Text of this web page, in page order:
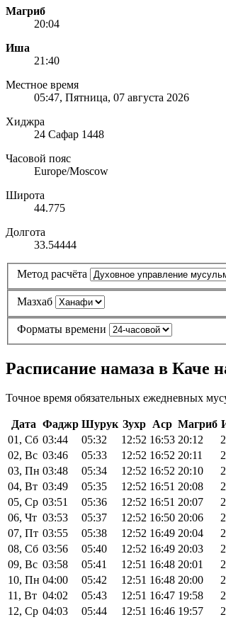
Магриб
20:04
Иша
21:40
Местное время
05:47, Пятница, 07 августа 2026
Хиджра
24 Сафар 1448
Часовой пояс
Europe/Moscow
Широта
44.775
Долгота
33.54444
Метод расчёта
Мазхаб
Форматы времени
Расписание намаза в Каче
Точное время обязательных ежедневных
Дата Фаджр Шурук Зухр Аср Магриб
01, Сб 03:44 05:32 12:52 16:53 20:12
02, Вс 03:46 05:33 12:52 16:52 20:11
03, Пн 03:48 05:34 12:52 16:52 20:10
04, Вт 03:49 05:35 12:52 16:51 20:08
05, Ср 03:51 05:36 12:52 16:51 20:07
06, Чт 03:53 05:37 12:52 16:50 20:06
07, Пт 03:55 05:38 12:52 16:49 20:04
08, Сб 03:56 05:40 12:52 16:49 20:03
09, Вс 03:58 05:41 12:51 16:48 20:01
10, Пн 04:00 05:42 12:51 16:48 20:00
11, Вт 04:02 05:43 12:51 16:47 19:58
12, Ср 04:03 05:44 12:51 16:46 19:57